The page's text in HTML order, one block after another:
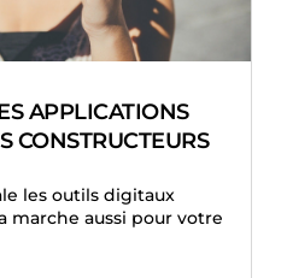
APPLICATIONS
CONSTRUCTEURS
les outils digitaux
marche aussi pour votre